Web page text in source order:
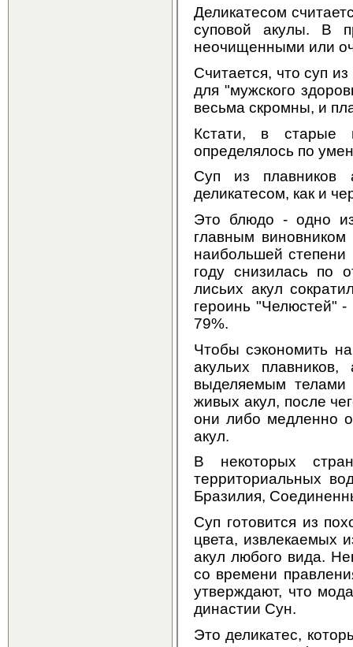
Деликатесом
суповой акулы. В
неочищенными или
Считается, что суп
для "мужского
весьма скромны, и
Кстати, в старые
определялось по
Суп из плавников
деликатесом, как и
Это блюдо - одно
главным виновником
наибольшей степени
году снизилась по
лисьих акул
героинь "Челюстей"
79%.
Чтобы сэкономить
акульих
выделяемым
живых акул, после
они либо медленно
акул.
В некоторых
территориальных
Бразилия,
Суп готовится из
цвета, извлекаемых
акул любого вида.
со времени
утверждают, что
династии Сун.
Это деликатес,